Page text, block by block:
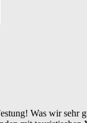
Was wir sehr